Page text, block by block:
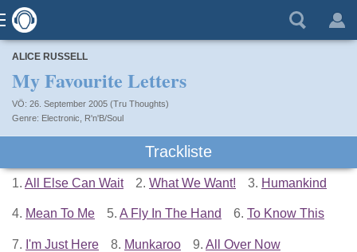
ALICE RUSSELL
My Favourite Letters
VÖ: 26. September 2005 (Tru Thoughts)
Electronic
R'n'B/Soul
Trackliste
1. All Else Can Wait 2. What We Want! 3. Humankind
4. Mean To Me 5. A Fly In The Hand 6. To Know This
7. I'm Just Here 8. Munkaroo 9. All Over Now